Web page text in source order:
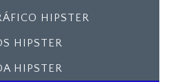
HIPSTER
HIPSTER
HIPSTER